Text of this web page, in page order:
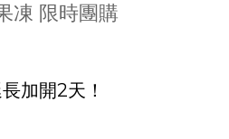
凍 限時團購
加開2天！